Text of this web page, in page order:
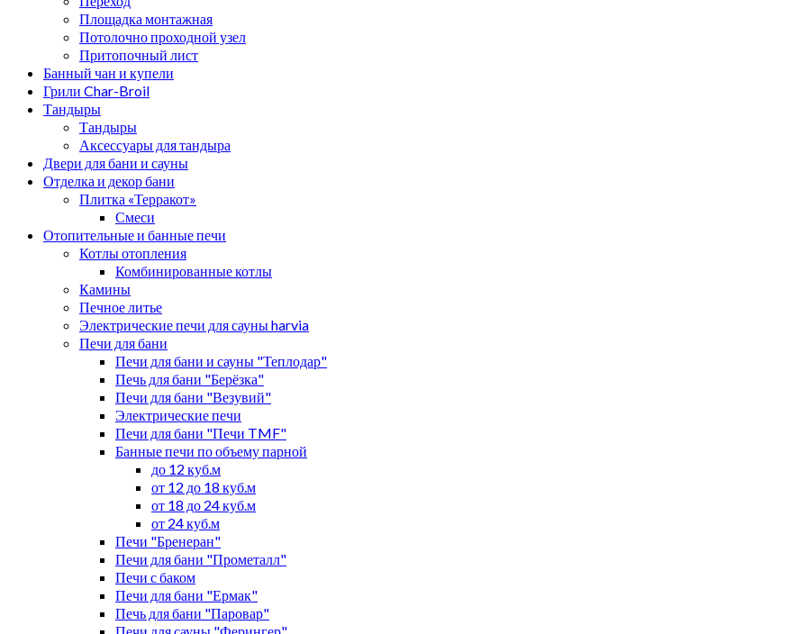
Площадка монтажная
Потолочно проходной узел
Притопочный лист
Банный чан и купели
Грили Char-Broil
Тандыры
Тандыры
Аксессуары для тандыра
Двери для бани и сауны
Отделка и декор бани
Плитка «Терракот»
Смеси
Отопительные и банные печи
Котлы отопления
Комбинированные котлы
Камины
Печное литье
Электрические печи для сауны harvia
Печи для бани
Печи для бани и сауны "Теплодар"
Печь для бани "Берёзка"
Печи для бани "Везувий"
Электрические печи
Печи для бани "Печи TMF"
Банные печи по объему парной
до 12 куб.м
от 12 до 18 куб.м
от 18 до 24 куб.м
от 24 куб.м
Печи "Бренеран"
Печи для бани "Прометалл"
Печи с баком
Печи для бани "Ермак"
Печь для бани "Паровар"